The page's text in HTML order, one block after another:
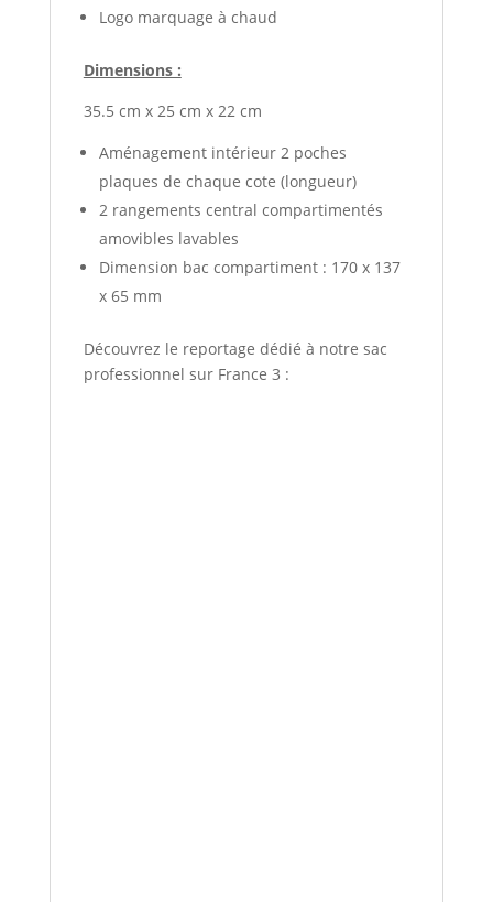
Logo marquage à chaud
Dimensions :
35.5 cm x 25 cm x 22 cm
Aménagement intérieur 2 poches
plaques de chaque cote (longueur)
2 rangements central compartimentés
amovibles lavables
Dimension bac compartiment : 170 x 137
x 65 mm
Découvrez le reportage dédié à notre sac
professionnel sur France 3 :